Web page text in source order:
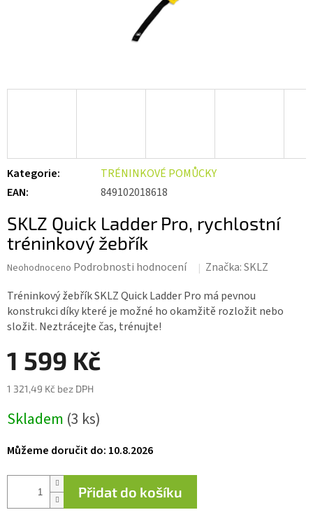
Kategorie:
TRÉNINKOVÉ POMŮCKY
EAN: 849102018618
SKLZ Quick Ladder Pro, rychlostní
tréninkový žebřík
Průměrné
produktu
je
0,0
z 5
Neohodnoceno Podrobnosti hodnocení Značka:SKLZ
Tréninkový žebřík SKLZ Quick Ladder Pro má pevnou
konstrukci díky které je možné ho okamžitě rozložit nebo
složit. Neztrácejte čas, trénujte!
1 599 Kč
1 321,49 Kč bez DPH
cena:
Skladem (3 ks)
Můžeme doručit do: 10.8.2026
Přidat do košíku